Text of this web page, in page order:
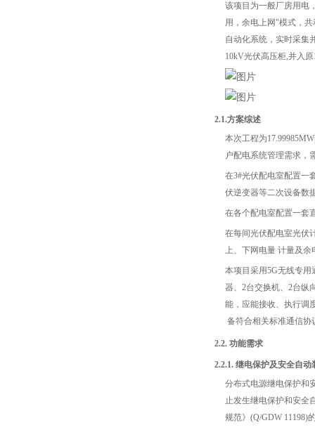
该项目为一般厂房用电
用，余电上网"模式，
自动化系统，实时采集
10kV光伏高压柜,并入
2.1.方案综述
本次工程为
户配电系统管理需求，
在3#光伏配电室配置一
伏逆变器等二次设备数
在各个配电室配置一套
在每间光伏配电室光伏
上、下网电量 计量及
本项目采用5G无线专
器、2台交换机、2台纵
能，应能接收、执行调
备符合相关标准通信协
2.2. 功能需求
2.2.1. 继电保护及安全自动
分布式电源继电保护和
止发生继电保护和安全
规范》(Q/GDW 11198)